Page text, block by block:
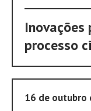
processo
16 de outubro